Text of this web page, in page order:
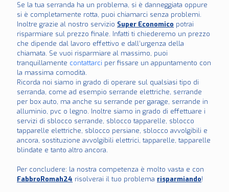
Se la tua serranda ha un problema, si è danneggiata oppure
si è completamente rotta, puoi chiamarci senza problemi.
Inoltre grazie al nostro servizio Super Economico potrai
risparmiare sul prezzo finale. Infatti ti chiederemo un prezzo
che dipende dal lavoro effettivo e dall’urgenza della
chiamata. Se vuoi risparmiare al massimo, puoi
tranquillamente contattarci per fissare un appuntamento con
la massima comodità.
Ricorda noi siamo in grado di operare sul qualsiasi tipo di
serranda, come ad esempio serrande elettriche, serrande
per box auto, ma anche su serrande per garage, serrande in
alluminio, pvc o legno. Inoltre siamo in grado di effettuare i
servizi di sblocco serrande, sblocco tapparelle, sblocco
tapparelle elettriche, sblocco persiane, sblocco avvolgibili e
ancora, sostituzione avvolgibili elettrici, tapparelle, tapparelle
blindate e tanto altro ancora.
Per concludere: la nostra competenza è molto vasta e con
FabbroRomah24 risolverai il tuo problema risparmiando!